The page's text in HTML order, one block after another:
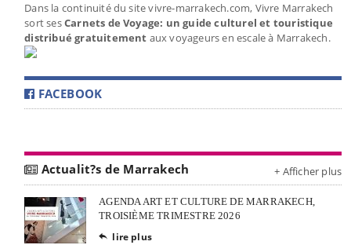
Dans la continuité du site vivre-marrakech.com, Vivre Marrakech
sort sesCarnets de Voyage: un guide culturel et touristique
distribué gratuitement aux voyageurs en escale à Marrakech.
FACEBOOK
Actualit?s de Marrakech + Afficher plus
AGENDA ART ET CULTURE DE MARRAKECH,
TROISIÈME TRIMESTRE 2026
 lire plus